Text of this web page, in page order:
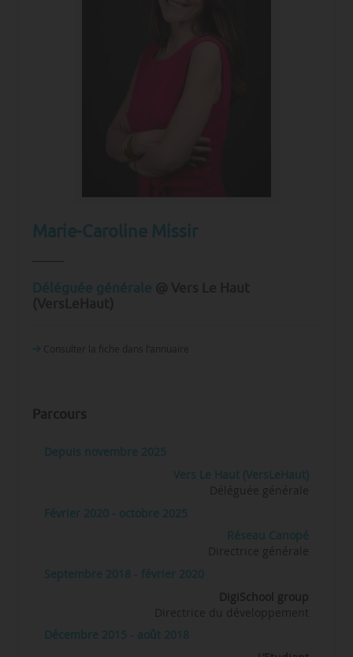
Marie-Caroline Missir
Déléguée générale
Parcours
Depuis novembre 2025
Vers Le Haut (VersLeHaut)
Déléguée générale
Février 2020 - octobre 2025
Réseau Canopé
Directrice générale
Septembre 2018 - février 2020
DigiSchool group
Directrice du développement
Décembre 2015 - août 2018